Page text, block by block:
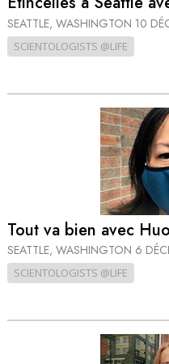
SEATTLE, WASHINGTON 10
SCIENTOLOGISTS @LIFE
Tout va bien avec
SEATTLE, WASHINGTON 6
SCIENTOLOGISTS @LIFE